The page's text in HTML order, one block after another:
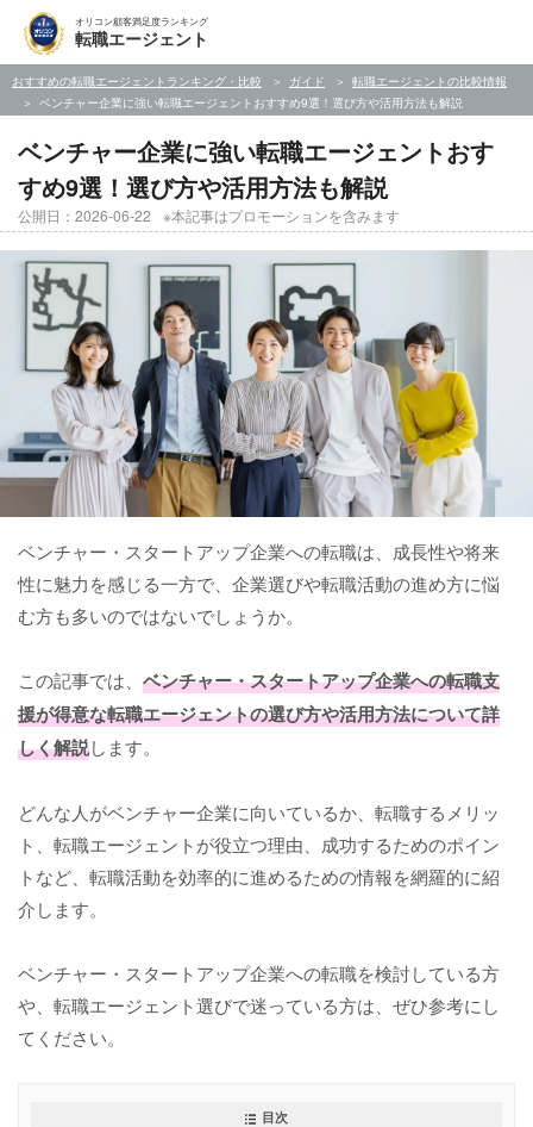
オリコン顧客満足度ランキング
転職エージェント
おすすめの転職エージェントランキング・比較 ガイド
転職エージェントの比較情報
ベンチャー企業に強い転職エージェントおすすめ9選！選び方や活用方法も解説
ベンチャー企業に強い転職エージェントおす
すめ9選！選び方や活用方法も解説
公開日：2026-06-22 ※本記事はプロモーションを含みます
ベンチャー・スタートアップ企業への転職は、成長性や将来
性に魅力を感じる一方で、企業選びや転職活動の進め方に悩
む方も多いのではないでしょうか。
この記事では、 ベンチャー・スタートアップ企業への転職支
援が得意な転職エージェントの選び方や活用方法について詳
しく解説します。
どんな人がベンチャー企業に向いているか、転職するメリッ
ト、転職エージェントが役立つ理由、成功するためのポイン
トなど、転職活動を効率的に進めるための情報を網羅的に紹
介します。
ベンチャー・スタートアップ企業への転職を検討している方
や、転職エージェント選びで迷っている方は、ぜひ参考にし
てください。
目次